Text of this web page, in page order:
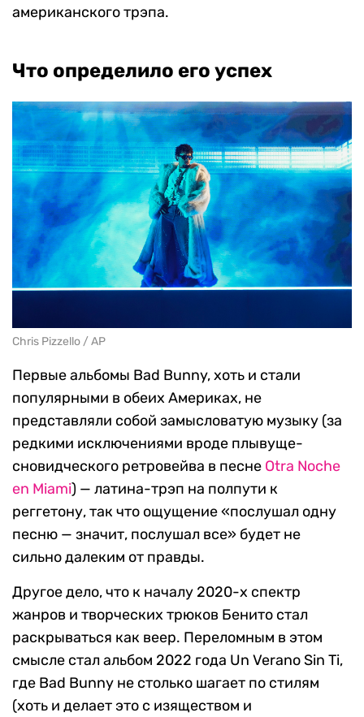
американского трэпа.
Что определило его успех
Chris Pizzello / AP
Первые альбомы Bad Bunny, хоть и стали
популярными в обеих Америках, не
представляли собой замысловатую музыку (за
редкими исключениями вроде плывуще-
сновидческого ретровейва в песне Otra Noche
en Miami) — латина-трэп на полпути к
реггетону, так что ощущение «послушал одну
песню — значит, послушал все» будет не
сильно далеким от правды.
Другое дело, что к началу 2020-х спектр
жанров и творческих трюков Бенито стал
раскрываться как веер. Переломным в этом
смысле стал альбом 2022 года Un Verano Sin Ti,
где Bad Bunny не столько шагает по стилям
(хоть и делает это с изяществом и